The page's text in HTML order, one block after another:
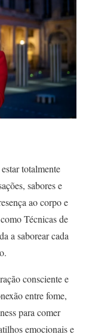
totalmente
sabores e
ao corpo e
Técnicas de
a saborear cada
consciente e
entre fome,
para comer
emocionais e